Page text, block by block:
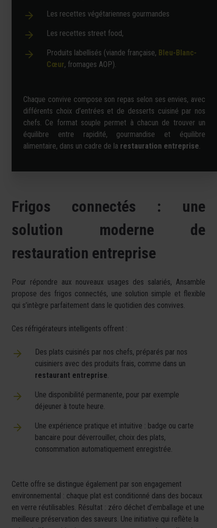
Les recettes végétariennes gourmandes
Les recettes street food,
Produits labellisés (viande française, Bleu-Blanc-
Cœur, fromages AOP).
Chaque convive compose son repas selon ses envies, avec
différents choix d’entrées et de desserts cuisiné par nos
chefs. Ce format souple permet à chacun de trouver un
équilibre entre rapidité, gourmandise et équilibre
alimentaire, dans un cadre de la restauration entreprise.
Frigos connectés : une
solution moderne de
restauration entreprise
Pour répondre aux nouveaux usages des salariés, Ansamble
propose des frigos connectés, une solution simple et flexible
qui s’intègre parfaitement dans le quotidien des convives.
Ces réfrigérateurs intelligents offrent :
Des plats cuisinés par nos chefs, préparés par nos
cuisiniers avec des produits frais, comme dans un
restaurant entreprise.
Une disponibilité permanente, pour par exemple
déjeuner à toute heure.
Une expérience pratique et intuitive : badge ou carte
bancaire pour déverrouiller, choix des plats,
consommation automatiquement enregistrée.
Cette offre se distingue également par son engagement
environnemental : chaque plat est conditionné dans des bocaux
en verre réutilisables. Résultat : zéro déchet d’emballage et une
meilleure préservation des saveurs. Une initiative qui reflète la